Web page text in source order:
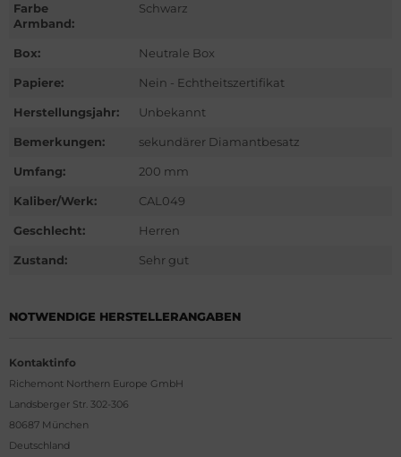
Farbe
Armband:
Schwarz
Box: Neutrale Box
Papiere: Nein - Echtheitszertifikat
Herstellungsjahr: Unbekannt
Bemerkungen: sekundärer Diamantbesatz
Umfang: 200 mm
Kaliber/Werk: CAL049
Geschlecht: Herren
Zustand: Sehr gut
NOTWENDIGE HERSTELLERANGABEN
Kontaktinfo
Richemont Northern Europe GmbH
Landsberger Str. 302-306
80687 München
Deutschland
Heuer
Heuer
Nardin